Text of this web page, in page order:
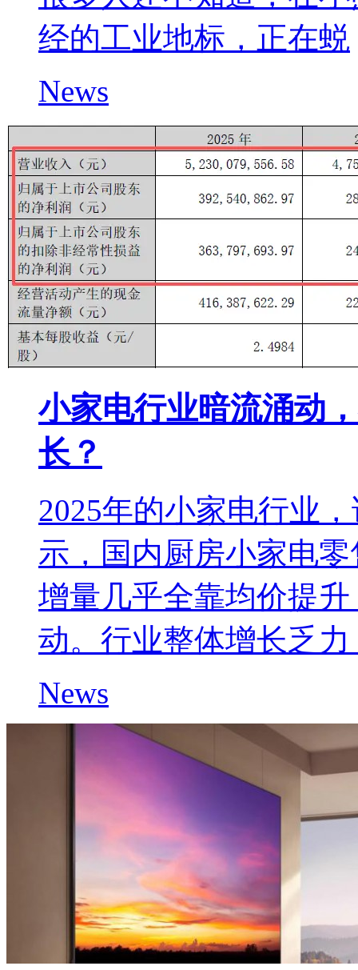
经的工业地标，正在蜕
News
小家电行业暗流涌动
长？
2025年的小家电行业
示，国内厨房小家电
增量几乎全靠均价提
动。行业整体增长乏力
News